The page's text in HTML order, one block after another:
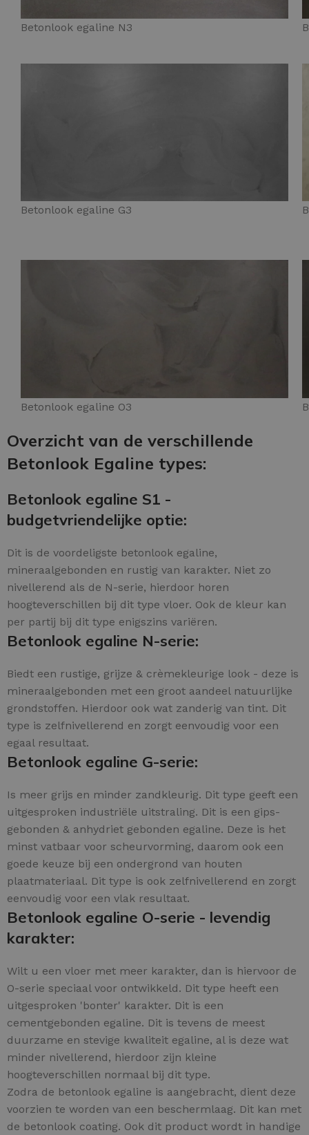
Betonlook egaline N3
Betonlook egaline G3
Betonlook egaline O3
Overzicht van de verschillende
Betonlook Egaline types:
Betonlook egaline S1 -
budgetvriendelijke optie:
Dit is de voordeligste betonlook egaline,
mineraalgebonden en rustig van karakter. Niet zo
nivellerend als de N-serie, hierdoor horen
hoogteverschillen bij dit type vloer. Ook de kleur kan
per partij bij dit type enigszins variëren.
Betonlook egaline N-serie:
Biedt een rustige, grijze & crèmekleurige look - deze is
mineraalgebonden met een groot aandeel natuurlijke
grondstoffen. Hierdoor ook wat zanderig van tint. Dit
type is zelfnivellerend en zorgt eenvoudig voor een
egaal resultaat.
Betonlook egaline G-serie:
Is meer grijs en minder zandkleurig. Dit type geeft een
uitgesproken industriële uitstraling. Dit is een gips-
gebonden & anhydriet gebonden egaline. Deze is het
minst vatbaar voor scheurvorming, daarom ook een
goede keuze bij een ondergrond van houten
plaatmateriaal. Dit type is ook zelfnivellerend en zorgt
eenvoudig voor een vlak resultaat.
Betonlook egaline O-serie - levendig
karakter:
Wilt u een vloer met meer karakter, dan is hiervoor de
O-serie speciaal voor ontwikkeld. Dit type heeft een
uitgesproken 'bonter' karakter. Dit is een
cementgebonden egaline. Dit is tevens de meest
duurzame en stevige kwaliteit egaline, al is deze wat
minder nivellerend, hierdoor zijn kleine
hoogteverschillen normaal bij dit type.
Zodra de betonlook egaline is aangebracht, dient deze
voorzien te worden van een beschermlaag. Dit kan met
de betonlook coating. Ook dit product wordt in handige